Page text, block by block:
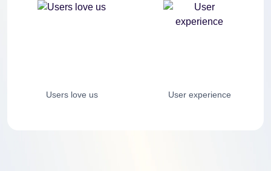
Users love us User experience